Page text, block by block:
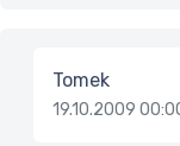
Tomek
19.10.2009